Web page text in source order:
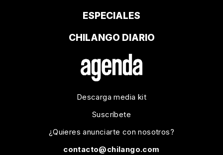
ESPECIALES
CHILANGO DIARIO
Descarga media kit
Suscríbete
¿Quieres anunciarte con nosotros?
contacto@chilango.com